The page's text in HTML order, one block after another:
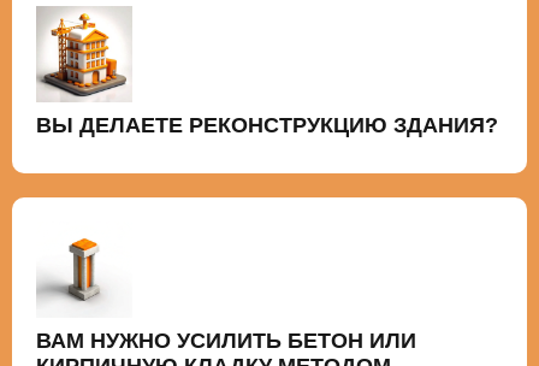
ВЫ ДЕЛАЕТЕ РЕКОНСТРУКЦИЮ ЗДАНИЯ?
ВАМ НУЖНО УСИЛИТЬ БЕТОН ИЛИ